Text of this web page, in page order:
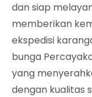
dan siap
memberikan
ekspedisi
bunga
yang
dengan kualitas